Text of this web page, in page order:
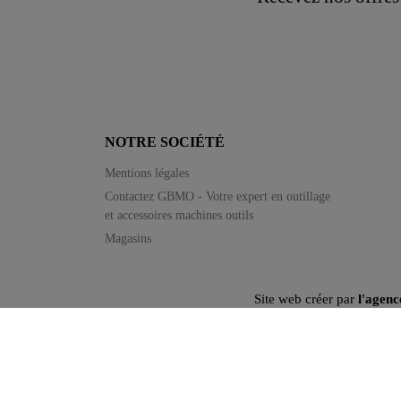
NOTRE SOCIÉTÉ
Mentions légales
Contactez GBMO - Votre expert en outillage
et accessoires machines outils
Magasins
Site web créer par